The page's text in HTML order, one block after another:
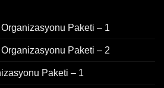
Paketi – 1
Paketi – 2
Paketi – 1